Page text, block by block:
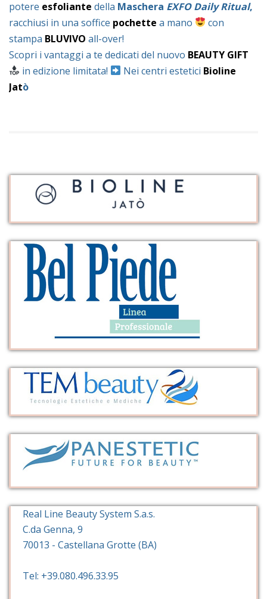
potere esfoliante della Maschera EXFO Daily Ritual,
racchiusi in una soffice pochette a mano
con
stampa BLUVIVO all-over!
Scopri i vantaggi a te dedicati del nuovo BEAUTY GIFT
in edizione limitata!
Nei centri estetici Bioline
Jatò
Real Line Beauty System S.a.s.
C.da Genna, 9
70013 - Castellana Grotte (BA)
Tel: +39.080.496.33.95